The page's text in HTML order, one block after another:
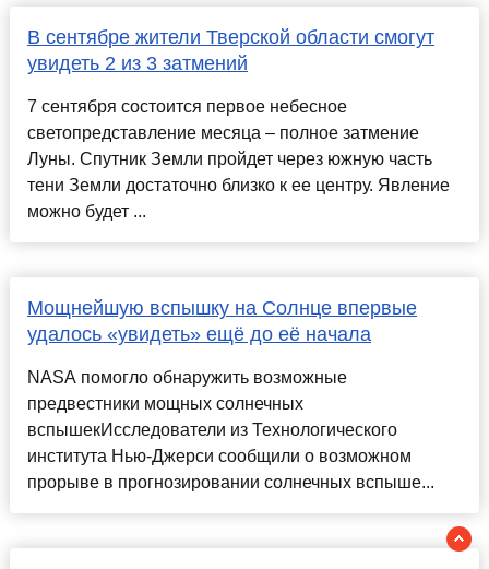
В сентябре жители Тверской области смогут
увидеть 2 из 3 затмений
7 сентября состоится первое небесное
светопредставление месяца – полное затмение
Луны. Спутник Земли пройдет через южную часть
тени Земли достаточно близко к ее центру. Явление
можно будет ...
Мощнейшую вспышку на Солнце впервые
удалось «увидеть» ещё до её начала
NASA помогло обнаружить возможные
предвестники мощных солнечных
вспышекИсследователи из Технологического
института Нью-Джерси сообщили о возможном
прорыве в прогнозировании солнечных вспыше...